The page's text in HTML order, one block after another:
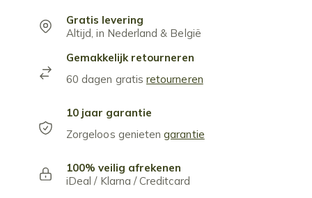
Gratis levering
Altijd, in Nederland & België
Gemakkelijk retourneren
60 dagen gratisretourneren
10 jaar garantie
Zorgeloos genietengarantie
100% veilig afrekenen
iDeal / Klarna / Creditcard